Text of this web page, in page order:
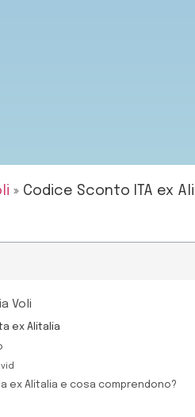
» Codice Sconto ITA ex
Voli
ex Alitalia
ex Alitalia e cosa comprendono?